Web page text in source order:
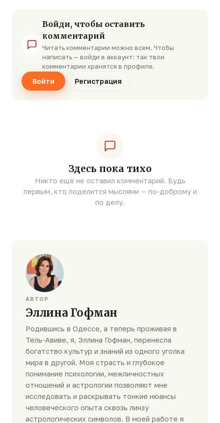
Войди, чтобы оставить
комментарий
Читать комментарии можно всем. Чтобы
написать — войди в аккаунт: так твои
комментарии хранятся в профиле.
Войти Регистрация
Здесь пока тихо
Никто ещё не оставил комментарий. Будь
первым, кто поделится мыслями — по-доброму и
по делу.
АВТОР
Эллина Гофман
Родившись в Одессе, а теперь проживая в
Тель-Авиве, я, Эллина Гофман, перенесла
богатство культур и знаний из одного уголка
мира в другой. Моя страсть и глубокое
понимание психологии, межличностных
отношений и астрологии позволяют мне
исследовать и раскрывать тонкие нюансы
человеческого опыта сквозь линзу
астрологических символов. В моей работе я